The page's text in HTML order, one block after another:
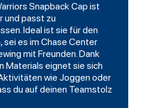
Snapback Cap ist
und passt zu
Ideal ist sie für den
sei es im Chase Center
mit Freunden. Dank
Materials eignet sie sich
wie Joggen oder
du auf deinen Teamstolz